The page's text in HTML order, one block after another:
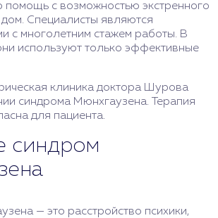
помощь с возможностью экстренного
Специалисты являются
с многолетним стажем работы. В
используют только эффективные
клиника доктора Шурова
синдрома Мюнхгаузена. Терапия
для пациента.
синдром
— это расстройство психики,